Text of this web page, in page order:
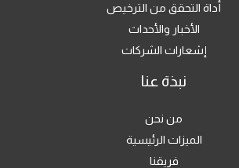
أداة التحقق من الترخيص
الأخبار والأحداث
إشعارات الشركات
نبذة عنا
من نحن
الميزات الرئيسية
فريقنا